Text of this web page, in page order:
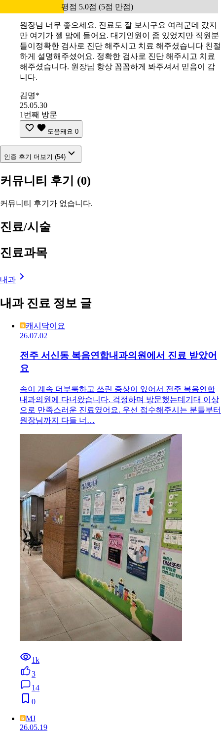
평점 5.0점 (5점 만점)
원장님 너무 좋으세요. 진료도 잘 보시구요 여러군데 갔지
만 여기가 젤 맘에 들어요. 대기인원이 좀 있었지만 직원분
들이정확한 검사로 진단 해주시고 치료 해주셨습니다 친절
하게 설명해주셨어요. 정확한 검사로 진단 해주시고 치료
해주셨습니다. 원장님 항상 꼼꼼하게 봐주셔서 믿음이 갑
니다.
김명*
25.05.30
1번째 방문
도움돼요 0
인증 후기 더보기 (54)
커뮤니티 후기 (0)
커뮤니티 후기가 없습니다.
진료/시술
진료과목
내과
내과 진료 정보 글
캐시닥이요
26.07.02
전주 서신동 복음연합내과의원에서 진료 받았어
요
속이 계속 더부룩하고 쓰린 증상이 있어서 전주 복음연합
내과의원에 다녀왔습니다. 걱정하며 방문했는데기대 이상
으로 만족스러운 진료였어요. 우선 접수해주시는 분들부터
원장님까지 다들 너…
1k
3
14
0
MJ
26.05.19